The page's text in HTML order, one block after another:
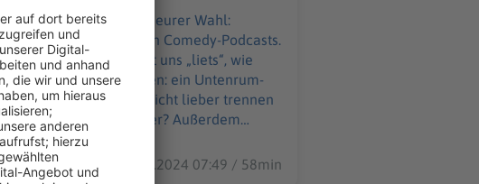
rein und geht mit uns „liets“, wie
eigentlich sein wollen: ein Untenrum-
überlegen, ob wir uns nicht lieber trennen
– den Trockner? Außerdem
los, schreitet über den roten Teppich
29.11.2024 07:49 / 58min